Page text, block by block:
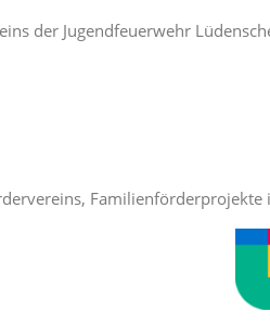
der Jugendfeuerwehr
Familienförderprojekte